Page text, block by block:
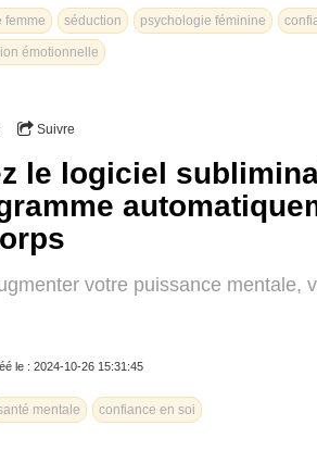
femme séduction psychologie féminine
émotionnelle
Suivre
le logiciel
votre puissance mentale,
le : 2024-10-26 15:31:45
mentale confiance en soi